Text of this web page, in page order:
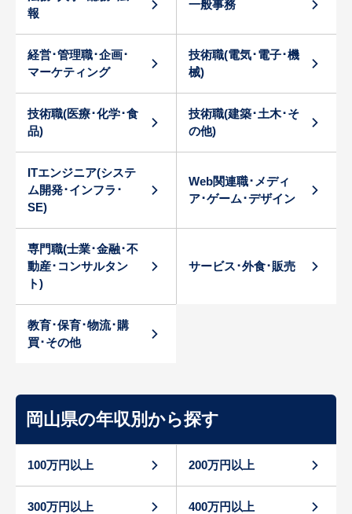
報
一般事務
経営･管理職･企画･
マーケティング
技術職(電気･電子･機
械)
技術職(医療･化学･食
品)
技術職(建築･土木･そ
の他)
ITエンジニア(システ
ム開発･インフラ･
SE)
Web関連職･メディ
ア･ゲーム･デザイン
専門職(士業･金融･不
動産･コンサルタン
ト)
サービス･外食･販売
教育･保育･物流･購
買･その他
岡山県の年収別から探す
100万円以上 200万円以上
300万円以上 400万円以上